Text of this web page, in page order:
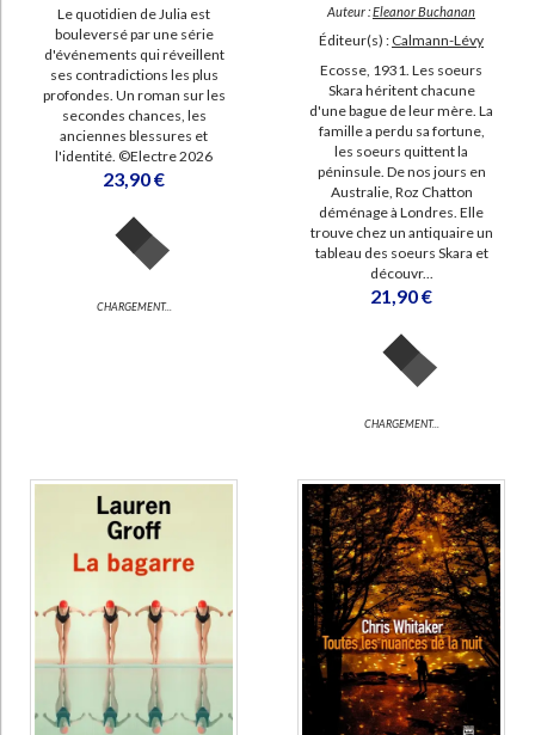
Le quotidien de Julia est
bouleversé par une série
d'événements qui réveillent
ses contradictions les plus
profondes. Un roman sur les
secondes chances, les
anciennes blessures et
l'identité. ©Electre 2026
23,90 €
CHARGEMENT...
Auteur :Eleanor Buchanan
Éditeur(s) : Calmann-Lévy
Ecosse, 1931. Les soeurs
Skara héritent chacune
d'une bague de leur mère. La
famille a perdu sa fortune,
les soeurs quittent la
péninsule. De nos jours en
Australie, Roz Chatton
déménage à Londres. Elle
trouve chez un antiquaire un
tableau des soeurs Skara et
découvr...
21,90 €
CHARGEMENT...